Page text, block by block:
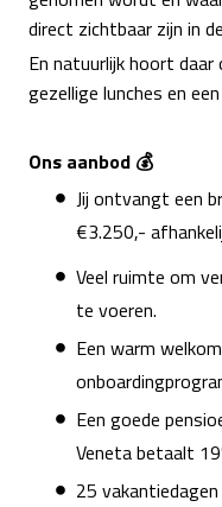
direct zichtbaar zijn in
En natuurlijk hoort
gezellige lunches en
Ons aanbod 💰
Jij ontvangt een
€3.250,-
Veel ruimte om
te voeren.
Een warm
Een goede
Veneta betaalt
25